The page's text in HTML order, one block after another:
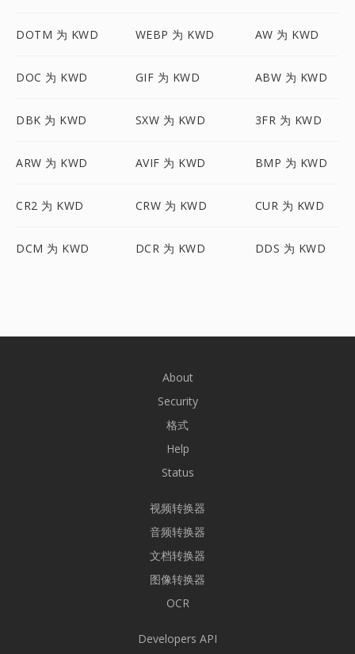
DOTM 为 KWD WEBP 为 KWD AW 为 KWD
DOC 为 KWD GIF 为 KWD ABW 为 KWD
DBK 为 KWD SXW 为 KWD 3FR 为 KWD
ARW 为 KWD AVIF 为 KWD BMP 为 KWD
CR2 为 KWD CRW 为 KWD CUR 为 KWD
DCM 为 KWD DCR 为 KWD DDS 为 KWD
About
Security
格式
Help
Status
视频转换器
音频转换器
文档转换器
图像转换器
OCR
Developers API